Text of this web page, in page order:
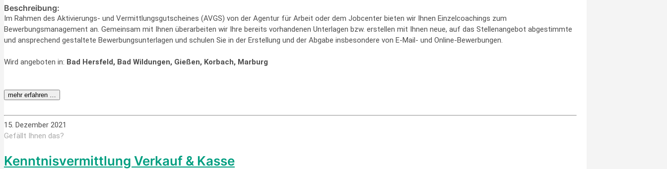
Beschreibung:
Im Rahmen des Aktivierungs- und Vermittlungsgutscheines (AVGS) von der Agentur für Arbeit oder dem Jobcenter bieten wir Ihnen Einzelcoachings zum
Bewerbungsmanagement an. Gemeinsam mit Ihnen überarbeiten wir Ihre bereits vorhandenen Unterlagen bzw. erstellen mit Ihnen neue, auf das Stellenangebot abgestimmte
und ansprechend gestaltete Bewerbungsunterlagen und schulen Sie in der Erstellung und der Abgabe insbesondere von E-Mail- und Online-Bewerbungen.
Wird angeboten in: Bad Hersfeld, Bad Wildungen, Gießen, Korbach, Marburg
mehr erfahren …
15. Dezember 2021
Gefällt Ihnen das?
Kenntnisvermittlung Verkauf & Kasse